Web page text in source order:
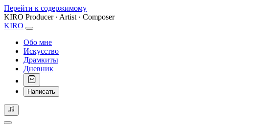
Перейти к содержимому
KIRO Producer · Artist · Composer
KIRO
Обо мне
Искусство
Драмкиты
Дневник
Написать